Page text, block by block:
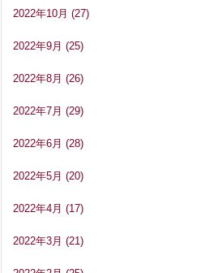
2022年10月 (27)
2022年9月 (25)
2022年8月 (26)
2022年7月 (29)
2022年6月 (28)
2022年5月 (20)
2022年4月 (17)
2022年3月 (21)